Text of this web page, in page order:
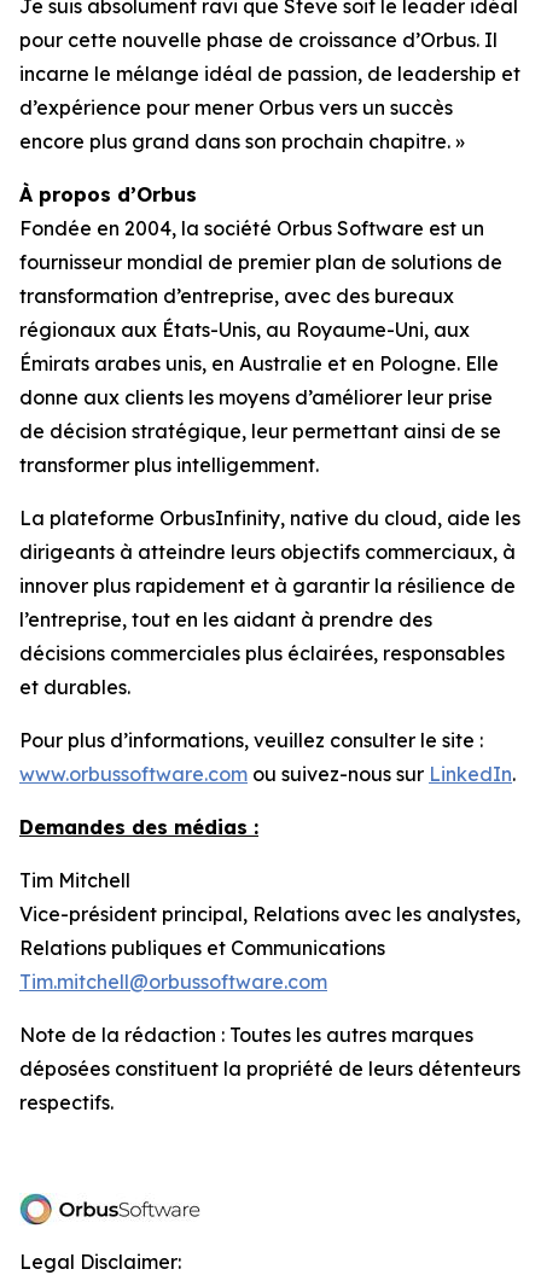
Je suis absolument ravi que Steve soit le leader idéal
pour cette nouvelle phase de croissance d’Orbus. Il
incarne le mélange idéal de passion, de leadership et
d’expérience pour mener Orbus vers un succès
encore plus grand dans son prochain chapitre. »
À propos d’Orbus
Fondée en 2004, la société Orbus Software est un
fournisseur mondial de premier plan de solutions de
transformation d’entreprise, avec des bureaux
régionaux aux États-Unis, au Royaume-Uni, aux
Émirats arabes unis, en Australie et en Pologne. Elle
donne aux clients les moyens d’améliorer leur prise
de décision stratégique, leur permettant ainsi de se
transformer plus intelligemment.
La plateforme OrbusInfinity, native du cloud, aide les
dirigeants à atteindre leurs objectifs commerciaux, à
innover plus rapidement et à garantir la résilience de
l’entreprise, tout en les aidant à prendre des
décisions commerciales plus éclairées, responsables
et durables.
Pour plus d’informations, veuillez consulter le site :
www.orbussoftware.com ou suivez-nous sur LinkedIn.
Demandes des médias :
Tim Mitchell
Vice-président principal, Relations avec les analystes,
Relations publiques et Communications
Tim.mitchell@orbussoftware.com
Note de la rédaction : Toutes les autres marques
déposées constituent la propriété de leurs détenteurs
respectifs.
Legal Disclaimer: